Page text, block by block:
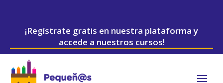
¡Regístrate gratis en nuestra plataforma y
accede a nuestros cursos!